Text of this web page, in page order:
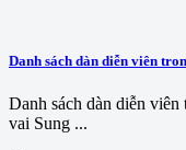
Danh sách dàn diễn viên
Danh sách dàn diễn
vai Sung ...